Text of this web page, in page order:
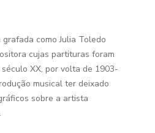
como Julia Toledo
cujas partituras foram
XX, por volta de 1903-
musical ter deixado
sobre a artista